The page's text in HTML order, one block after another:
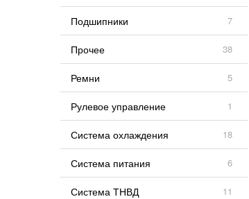
Подшипники 7
Прочее 38
Ремни 5
Рулевое управление 1
Система охлаждения 18
Система питания 6
Система ТНВД 11